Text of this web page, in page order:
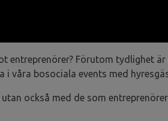
entreprenörer? Förutom tydlighet
våra bosociala events med
också med de som